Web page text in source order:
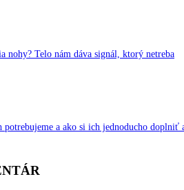
nohy? Telo nám dáva signál, ktorý netreba
a ako si ich jednoducho doplniť